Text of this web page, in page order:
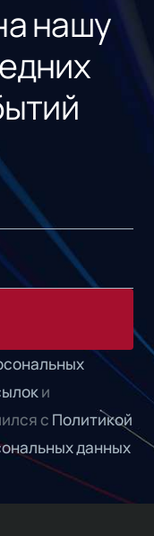
нашу
и
с Политикой
данных